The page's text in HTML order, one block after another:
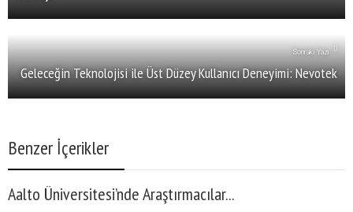
Sonraki Yazı
Geleceğin Teknolojisi ile Üst Düzey Kullanıcı Deneyimi: Nevotek
Benzer İçerikler
Aalto Üniversitesi’nde Araştırmacılar...